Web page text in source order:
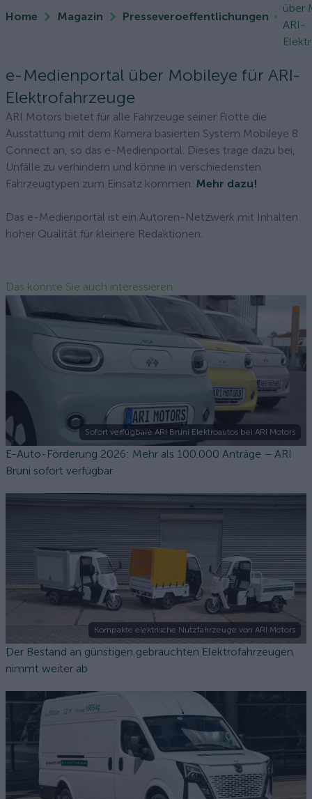
Home Magazin Presseveroeffentlichungen
über
ARI-
e-Medienportal über Mobileye für ARI-
Elektrofahrzeuge
ARI Motors bietet für alle Fahrzeuge seiner Flotte die
Ausstattung mit dem Kamera basierten System Mobileye 8
Connect an, so das e-Medienportal. Dieses trage dazu bei,
Unfälle zu verhindern und könne in verschiedensten
Fahrzeugtypen zum Einsatz kommen. Mehr dazu!
Das e-Medienportal ist ein Autoren-Netzwerk mit Inhalten
hoher Qualität für kleinere Redaktionen.
Das könnte Sie auch interessieren
Sofort verfügbare ARI Bruni Elektroautos bei ARI Motors
E-Auto-Förderung 2026: Mehr als 100.000 Anträge – ARI
Bruni sofort verfügbar
Kompakte elektrische Nutzfahrzeuge von ARI Motors
Der Bestand an günstigen gebrauchten Elektrofahrzeugen
nimmt weiter ab